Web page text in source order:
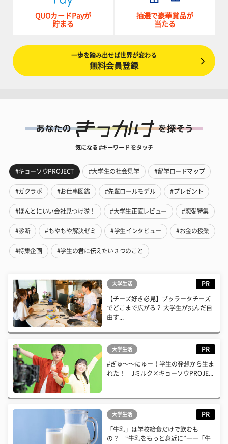
QUOカードPayが
貯まる
抽選で豪華賞品が
当たる
一歩を踏み出せば世界が変わる
無料会員登録
気になる #キーワード をタッチ
#キョーソウPROJECT #大学生の社会見学 #留学ロードマップ
#ガクラボ #お仕事図鑑 #先輩ロールモデル #プレゼント
#ほんとにいい会社見つけ隊！ #大学生正直レビュー #恋愛特集
#診断 #もやもや解決ゼミ #学生インタビュー #お金の授業
#特集企画 #学生の君に伝えたい３つのこと
大学生活 PR
【チーズ好き必見】ブッラータチーズ
でどこまで広がる？ 大学生が挑んだ自
由す...
大学生活 PR
#ぎゅ〜〜にゅー！学生の発想から生ま
れた！ Jミルク×キョーソウPROJE...
大学生活 PR
「牛乳」は学校給食だけで飲むも
の？ “牛乳をもっと身近に”――「牛